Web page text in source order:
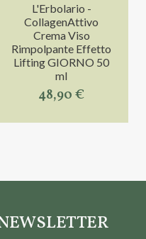
L'Erbolario -
CollagenAttivo
Crema Viso
Rimpolpante Effetto
Lifting GIORNO 50
ml
48,90 €